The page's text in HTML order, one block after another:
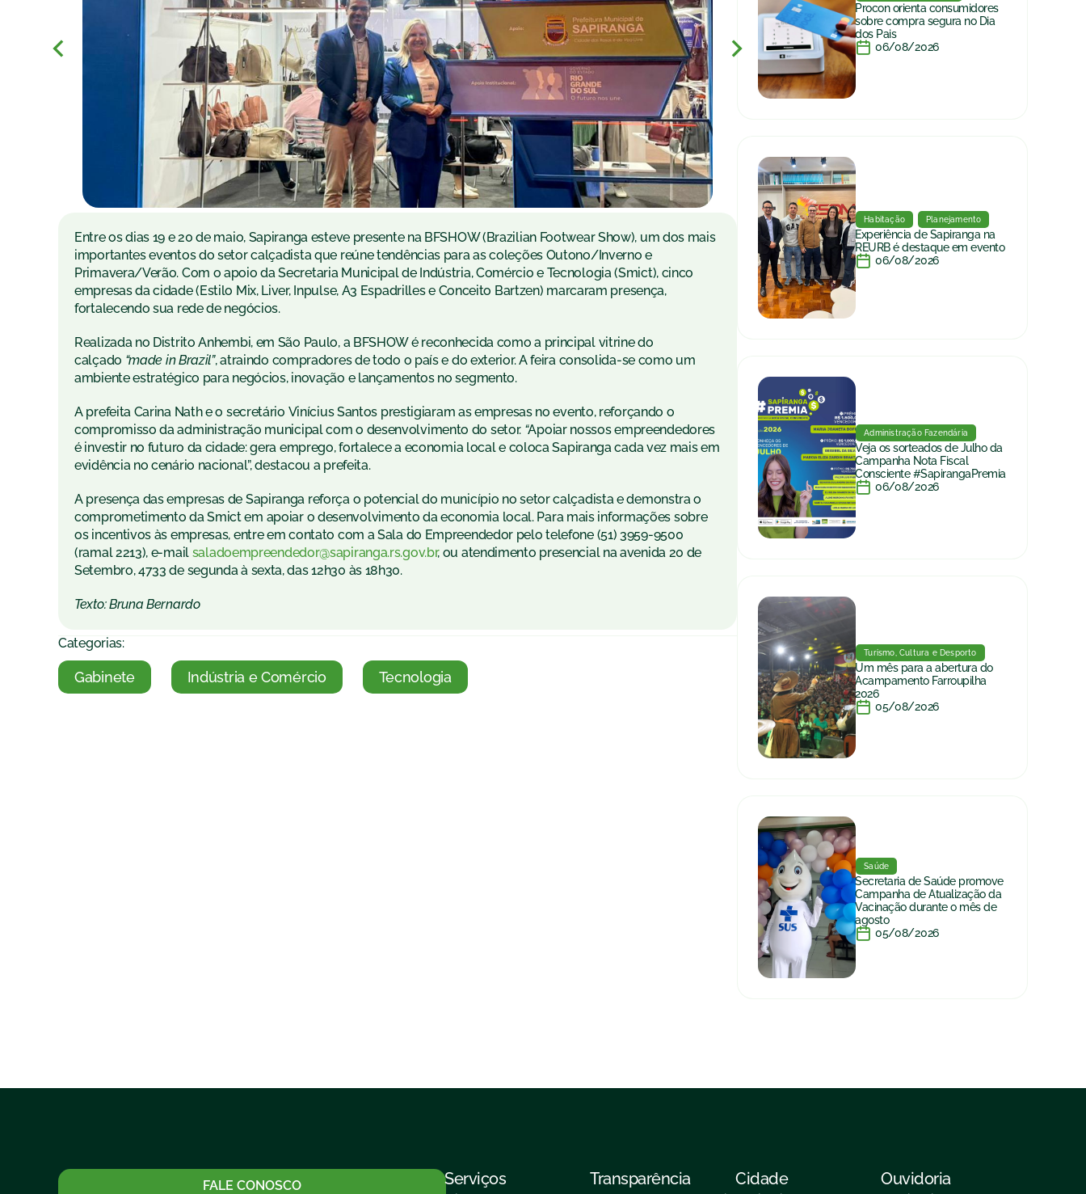
Entre os dias 19 e 20 de maio, Sapiranga esteve presente na BFSHOW (Brazilian Footwear Show), um dos mais
importantes eventos do setor calçadista que reúne tendências para as coleções Outono/Inverno e
Primavera/Verão. Com o apoio da Secretaria Municipal de Indústria, Comércio e Tecnologia (Smict), cinco
empresas da cidade (Estilo Mix, Liver, Inpulse, A3 Espadrilles e Conceito Bartzen) marcaram presença,
fortalecendo sua rede de negócios.
Realizada no Distrito Anhembi, em São Paulo, a BFSHOW é reconhecida como a principal vitrine do
calçado “made in Brazil”, atraindo compradores de todo o país e do exterior. A feira consolida-se como um
ambiente estratégico para negócios, inovação e lançamentos no segmento.
A prefeita Carina Nath e o secretário Vinícius Santos prestigiaram as empresas no evento, reforçando o
compromisso da administração municipal com o desenvolvimento do setor. “Apoiar nossos empreendedores
é investir no futuro da cidade: gera emprego, fortalece a economia local e coloca Sapiranga cada vez mais em
evidência no cenário nacional”, destacou a prefeita.
A presença das empresas de Sapiranga reforça o potencial do município no setor calçadista e demonstra o
comprometimento da Smict em apoiar o desenvolvimento da economia local. Para mais informações sobre
os incentivos às empresas, entre em contato com a Sala do Empreendedor pelo telefone (51) 3959-9500
(ramal 2213), e-mail saladoempreendedor@sapiranga.rs.gov.br, ou atendimento presencial na avenida 20 de
Setembro, 4733 de segunda à sexta, das 12h30 às 18h30.
Texto: Bruna Bernardo
Categorias:
Gabinete Indústria e Comércio Tecnologia
Procon orienta consumidores
sobre compra segura no Dia
dos Pais
06/08/2026
Habitação Planejamento
Experiência de Sapiranga na
REURB é destaque em evento
06/08/2026
Administração Fazendária
Veja os sorteados de Julho da
Campanha Nota Fiscal
Consciente #SapirangaPremia
06/08/2026
Turismo, Cultura e Desporto
Um mês para a abertura do
Acampamento Farroupilha
2026
05/08/2026
Saúde
Secretaria de Saúde promove
Campanha de Atualização da
Vacinação durante o mês de
agosto
05/08/2026
FALE CONOSCO Serviços Transparência Cidade Ouvidoria